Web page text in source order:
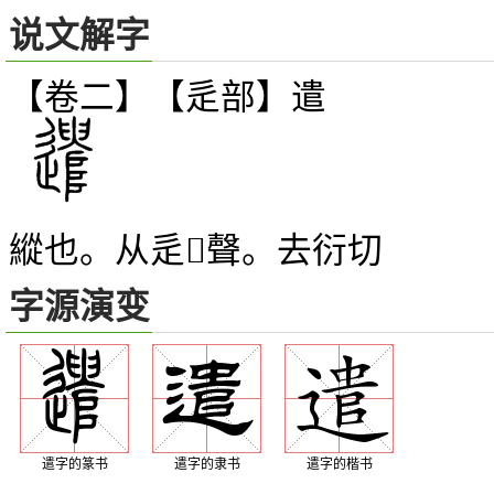
说文解字
【卷二】【辵部】 遣
縱也。从辵𠳋聲。去衍切
字源演变
遣字的篆书 遣字的隶书 遣字的楷书